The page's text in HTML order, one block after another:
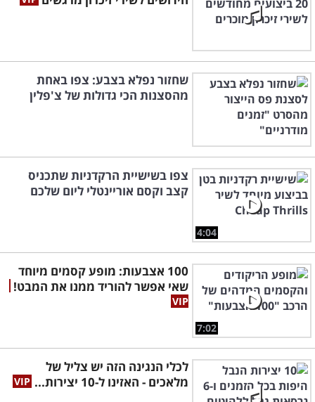
שחזור נפלא בצבע: צפו באחת
מהסצנות הכי גדולות של צ'פלין
4:04
צפו בשישיית הרקדניות שתכניס
קצב וקסם אוריינטלי ליום שלכם
7:02
100 אצבעות: מופע קסמים מיוחד
שאי אפשר להוריד ממנו את המבט!
לכלי הנגינה הזה יש צליל של
מלאכים - האזינו ל-10 יצירות...